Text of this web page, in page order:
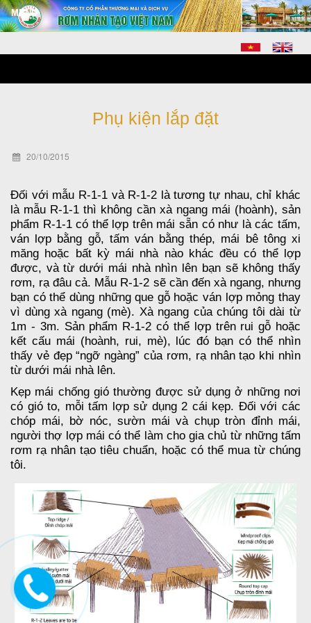
Phụ kiện lắp đặt
20/10/2015
Đối với mẫu R-1-1 và R-1-2 là tương tự nhau, chỉ khác
là mẫu R-1-1 thì không cần xà ngang mái (hoành), sản
phẩm R-1-1 có thể lợp trên mái sẵn có như là các tấm,
ván lợp bằng gỗ, tấm ván bằng thép, mái bê tông xi
măng hoặc bất kỳ mái nhà nào khác đều có thể lợp
được, và từ dưới mái nhà nhìn lên bạn sẽ không thấy
rơm, rạ đâu cả. Mẫu R-1-2 sẽ cần đến xà ngang, nhưng
bạn có thể dùng những que gỗ hoặc ván lợp mỏng thay
vì dùng xà ngang (mè). Xà ngang của chúng tôi dài từ
1m - 3m. Sản phẩm R-1-2 có thể lợp trên rui gỗ hoặc
kết cấu mái (hoành, rui, mè), lúc đó bạn có thể nhìn
thấy vẻ đẹp “ngỡ ngàng” của rơm, rạ nhân tạo khi nhìn
từ dưới mái nhà lên.
Kẹp mái chống gió thường được sử dụng ở những nơi
có gió to, mỗi tấm lợp sử dụng 2 cái kẹp. Đối với các
chóp mái, bờ nóc, sườn mái và chụp tròn đỉnh mái,
người thợ lợp mái có thể làm cho gia chủ từ những tấm
rơm rạ nhân tạo tiêu chuẩn, hoặc có thể mua từ chúng
tôi.